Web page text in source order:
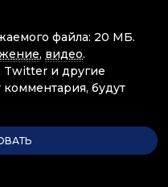
файла: 20 МБ.
, видео.
Twitter и другие
комментария, будут